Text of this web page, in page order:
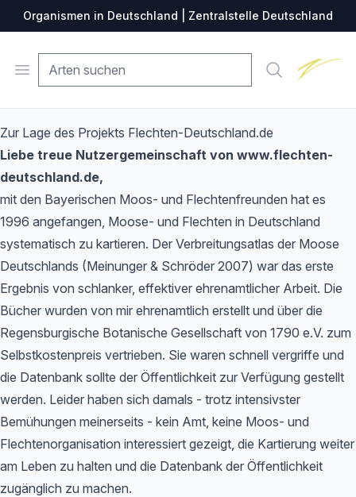
Organismen in Deutschland | Zentralstelle Deutschland
Open menu Suche
Zur Lage des Projekts Flechten-Deutschland.de
Liebe treue Nutzergemeinschaft von www.flechten-
deutschland.de,
mit den Bayerischen Moos- und Flechtenfreunden hat es
1996 angefangen, Moose- und Flechten in Deutschland
systematisch zu kartieren. Der Verbreitungsatlas der Moose
Deutschlands (Meinunger & Schröder 2007) war das erste
Ergebnis von schlanker, effektiver ehrenamtlicher Arbeit. Die
Bücher wurden von mir ehrenamtlich erstellt und über die
Regensburgische Botanische Gesellschaft von 1790 e.V. zum
Selbstkostenpreis vertrieben. Sie waren schnell vergriffe und
die Datenbank sollte der Öffentlichkeit zur Verfügung gestellt
werden. Leider haben sich damals - trotz intensivster
Bemühungen meinerseits - kein Amt, keine Moos- und
Flechtenorganisation interessiert gezeigt, die Kartierung weiter
am Leben zu halten und die Datenbank der Öffentlichkeit
zugänglich zu machen.